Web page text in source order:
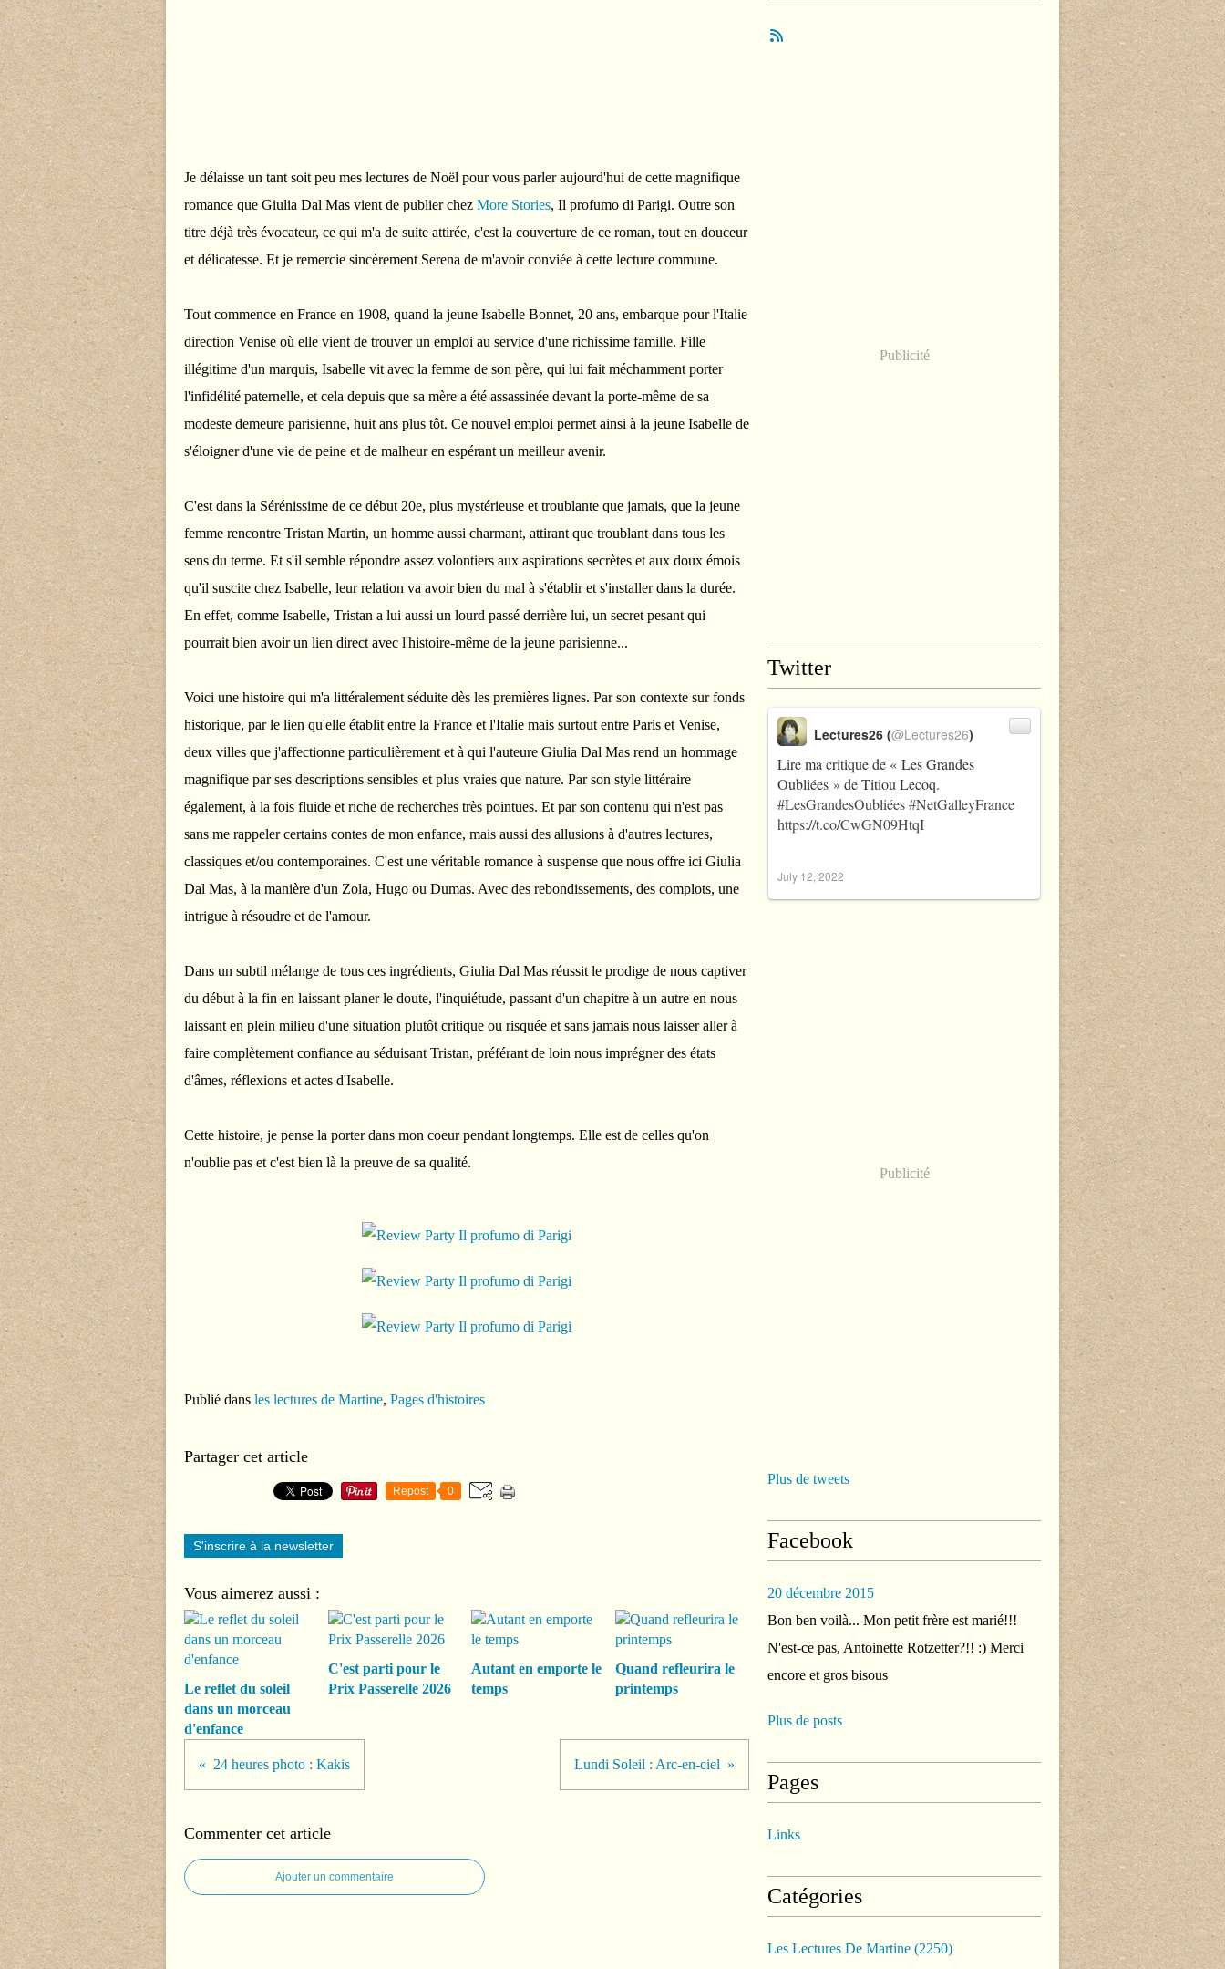
Je délaisse un tant soit peu mes lectures de Noël pour vous parler aujourd'hui de cette magnifique
romance que Giulia Dal Mas vient de publier chez More Stories, Il profumo di Parigi. Outre son
titre déjà très évocateur, ce qui m'a de suite attirée, c'est la couverture de ce roman, tout en douceur
et délicatesse. Et je remercie sincèrement Serena de m'avoir conviée à cette lecture commune.
Tout commence en France en 1908, quand la jeune Isabelle Bonnet, 20 ans, embarque pour l'Italie
direction Venise où elle vient de trouver un emploi au service d'une richissime famille. Fille
illégitime d'un marquis, Isabelle vit avec la femme de son père, qui lui fait méchamment porter
l'infidélité paternelle, et cela depuis que sa mère a été assassinée devant la porte-même de sa
modeste demeure parisienne, huit ans plus tôt. Ce nouvel emploi permet ainsi à la jeune Isabelle de
s'éloigner d'une vie de peine et de malheur en espérant un meilleur avenir.
C'est dans la Sérénissime de ce début 20e, plus mystérieuse et troublante que jamais, que la jeune
femme rencontre Tristan Martin, un homme aussi charmant, attirant que troublant dans tous les
sens du terme. Et s'il semble répondre assez volontiers aux aspirations secrètes et aux doux émois
qu'il suscite chez Isabelle, leur relation va avoir bien du mal à s'établir et s'installer dans la durée.
En effet, comme Isabelle, Tristan a lui aussi un lourd passé derrière lui, un secret pesant qui
pourrait bien avoir un lien direct avec l'histoire-même de la jeune parisienne...
Voici une histoire qui m'a littéralement séduite dès les premières lignes. Par son contexte sur fonds
historique, par le lien qu'elle établit entre la France et l'Italie mais surtout entre Paris et Venise,
deux villes que j'affectionne particulièrement et à qui l'auteure Giulia Dal Mas rend un hommage
magnifique par ses descriptions sensibles et plus vraies que nature. Par son style littéraire
également, à la fois fluide et riche de recherches très pointues. Et par son contenu qui n'est pas
sans me rappeler certains contes de mon enfance, mais aussi des allusions à d'autres lectures,
classiques et/ou contemporaines. C'est une véritable romance à suspense que nous offre ici Giulia
Dal Mas, à la manière d'un Zola, Hugo ou Dumas. Avec des rebondissements, des complots, une
intrigue à résoudre et de l'amour.
Dans un subtil mélange de tous ces ingrédients, Giulia Dal Mas réussit le prodige de nous captiver
du début à la fin en laissant planer le doute, l'inquiétude, passant d'un chapitre à un autre en nous
laissant en plein milieu d'une situation plutôt critique ou risquée et sans jamais nous laisser aller à
faire complètement confiance au séduisant Tristan, préférant de loin nous imprégner des états
d'âmes, réflexions et actes d'Isabelle.
Cette histoire, je pense la porter dans mon coeur pendant longtemps. Elle est de celles qu'on
n'oublie pas et c'est bien là la preuve de sa qualité.
Publié dans les lectures de Martine, Pages d'histoires
Partager cet article
Repost 0
S'inscrire à la newsletter
Vous aimerez aussi :
Le reflet du soleil
dans un morceau
d'enfance
C'est parti pour le
Prix Passerelle 2026
Autant en emporte le
temps
Quand refleurira le
printemps
24 heures photo : Kakis Lundi Soleil : Arc-en-ciel
Commenter cet article
Ajouter un commentaire
Publicité
Twitter
Lire ma critique de « Les Grandes
Oubliées » de Titiou Lecoq.
#LesGrandesOubliées#NetGalleyFrance
https://t.co/CwGN09HtqI
Lectures26 (@Lectures26)
July 12, 2022
Publicité
Plus de tweets
Facebook
20 décembre 2015
Bon ben voilà... Mon petit frère est marié!!!
N'est-ce pas, Antoinette Rotzetter?!! :) Merci
encore et gros bisous
Plus de posts
Pages
Links
Catégories
Les Lectures De Martine (2250)